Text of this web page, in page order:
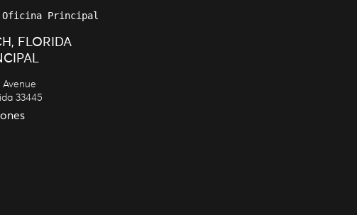
Oficina Principal
FLORIDA
33445